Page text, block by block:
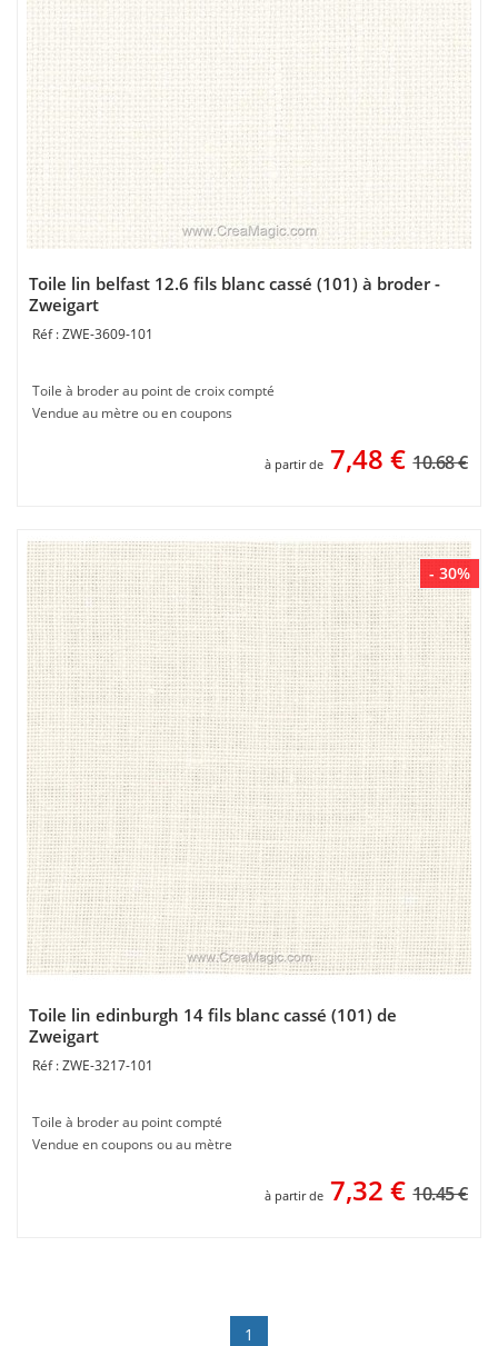
Toile lin belfast 12.6 fils blanc cassé (101) à broder -
Zweigart
ZWE-3609-101
Toile à broder au point de croix compté
Vendue au mètre ou en coupons
à partir de 7,48 € 10.68 €
- 30%
Toile lin edinburgh 14 fils blanc cassé (101) de
Zweigart
ZWE-3217-101
Toile à broder au point compté
Vendue en coupons ou au mètre
à partir de 7,32 € 10.45 €
1